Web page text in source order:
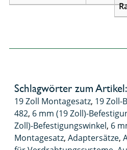
Schlagwörter zum Artikel:
19 Zoll Montagesatz, 19 Zoll-
482, 6 mm (19 Zoll)-
Zoll)-Befestigungswinkel, 6
Montagesatz, Adaptersätze,